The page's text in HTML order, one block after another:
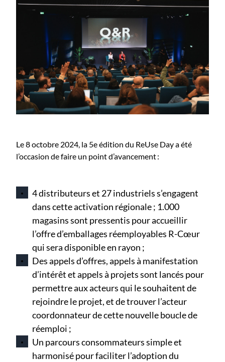
Le 8 octobre 2024, la 5e édition du ReUse Day a été
l’occasion de faire un point d’avancement :
4 distributeurs et 27 industriels s’engagent
dans cette activation régionale ; 1.000
magasins sont pressentis pour accueillir
l’offre d’emballages réemployables R-Cœur
qui sera disponible en rayon ;
Des appels d’offres, appels à manifestation
d’intérêt et appels à projets sont lancés pour
permettre aux acteurs qui le souhaitent de
rejoindre le projet, et de trouver l’acteur
coordonnateur de cette nouvelle boucle de
réemploi ;
Un parcours consommateurs simple et
harmonisé pour faciliter l’adoption du